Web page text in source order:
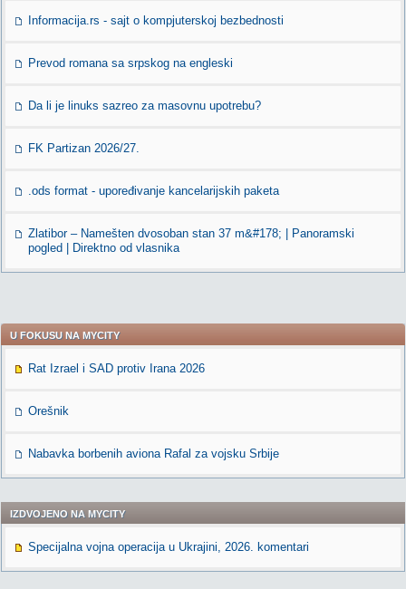
Informacija.rs - sajt o kompjuterskoj bezbednosti
Prevod romana sa srpskog na engleski
Da li je linuks sazreo za masovnu upotrebu?
FK Partizan 2026/27.
.ods format - upoređivanje kancelarijskih paketa
Zlatibor – Namešten dvosoban stan 37 m&#178; | Panoramski
pogled | Direktno od vlasnika
U FOKUSU NA MYCITY
Rat Izrael i SAD protiv Irana 2026
Orešnik
Nabavka borbenih aviona Rafal za vojsku Srbije
IZDVOJENO NA MYCITY
Specijalna vojna operacija u Ukrajini, 2026. komentari